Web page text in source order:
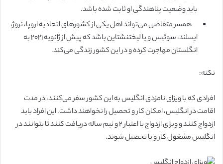
باید وضعیت پناهندگی او ثابت شده باشد.
همسر متقاضی می‌تواند اهل یکی از کشورهای اتحادیه اروپا، نروژ،
ایسلند، سوئیس و یا لیختنشتاین باشد که پیش از ژانویه ۲۰۲۱ به
انگلستان مهاجرت کرده و در این کشور زندگی می‌کند.
نکته:
افرادی که با ویزای نامزدی انگلیس به این کشور سفر می‌کنند، در مدت
اقامت در انگلیس، امکان کار و تحصیل را نخواهند داشت. این افراد باید
ازدواج کنند و ویزای ازدواج با اعتبار ۲ و نیم ساله دریافت کنند تا بتوانند در
انگلیس مشغول کار و یا تحصیل شوند.